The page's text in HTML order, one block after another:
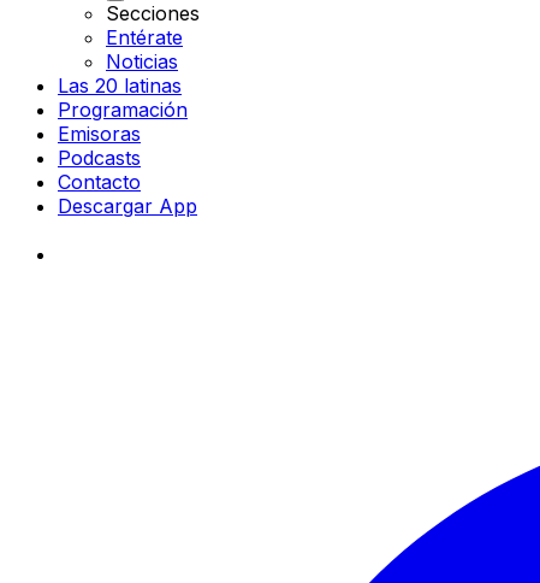
Secciones
Entérate
Noticias
Las 20 latinas
Programación
Emisoras
Podcasts
Contacto
Descargar App